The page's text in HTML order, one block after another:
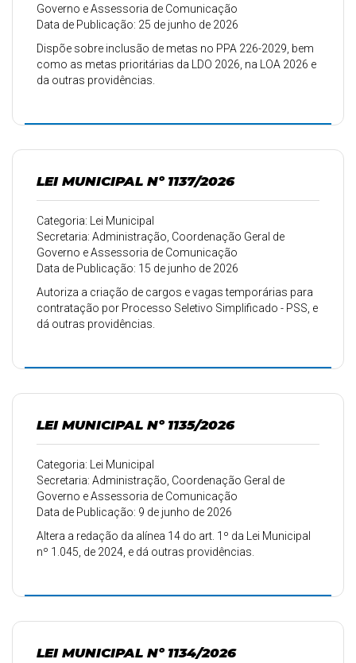
Governo e Assessoria de Comunicação
Data de Publicação: 25 de junho de 2026
Dispõe sobre inclusão de metas no PPA 226-2029, bem
como as metas prioritárias da LDO 2026, na LOA 2026 e
da outras providências.
LEI MUNICIPAL Nº 1137/2026
Categoria: Lei Municipal
Secretaria: Administração, Coordenação Geral de
Governo e Assessoria de Comunicação
Data de Publicação: 15 de junho de 2026
Autoriza a criação de cargos e vagas temporárias para
contratação por Processo Seletivo Simplificado - PSS, e
dá outras providências.
LEI MUNICIPAL Nº 1135/2026
Categoria: Lei Municipal
Secretaria: Administração, Coordenação Geral de
Governo e Assessoria de Comunicação
Data de Publicação: 9 de junho de 2026
Altera a redação da alínea 14 do art. 1º da Lei Municipal
nº 1.045, de 2024, e dá outras providências.
LEI MUNICIPAL Nº 1134/2026